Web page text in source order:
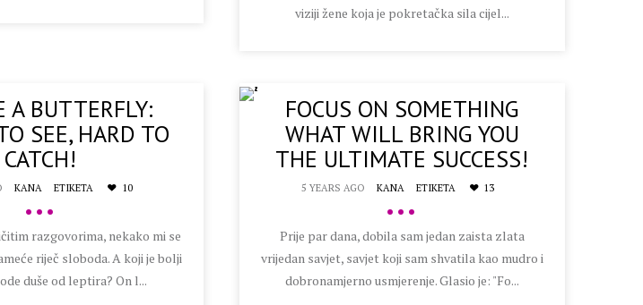
viziji žene koja je pokretačka sila cijel...
A BUTTERFLY:
SEE, HARD TO
CATCH!
KANA ETIKETA 10
•••
razgovorima, nekako mi se
riječ sloboda. A koji je bolji
duše od leptira? On l...
FOCUS ON SOMETHING
WHAT WILL BRING YOU
THE ULTIMATE SUCCESS!
5 YEARS AGO KANA ETIKETA 13
•••
Prije par dana, dobila sam jedan zaista zlata
vrijedan savjet, savjet koji sam shvatila kao mudro i
dobronamjerno usmjerenje. Glasio je: "Fo...